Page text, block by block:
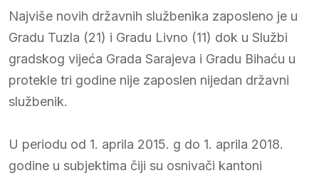
Najviše novih državnih službenika zaposleno je u
Gradu Tuzla (21) i Gradu Livno (11) dok u Službi
gradskog vijeća Grada Sarajeva i Gradu Bihaću u
protekle tri godine nije zaposlen nijedan državni
službenik.
U periodu od 1. aprila 2015. g do 1. aprila 2018.
godine u subjektima čiji su osnivači kantoni